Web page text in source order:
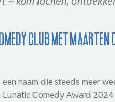
Club met Maarten
een naam die steeds meer
Comedy Award